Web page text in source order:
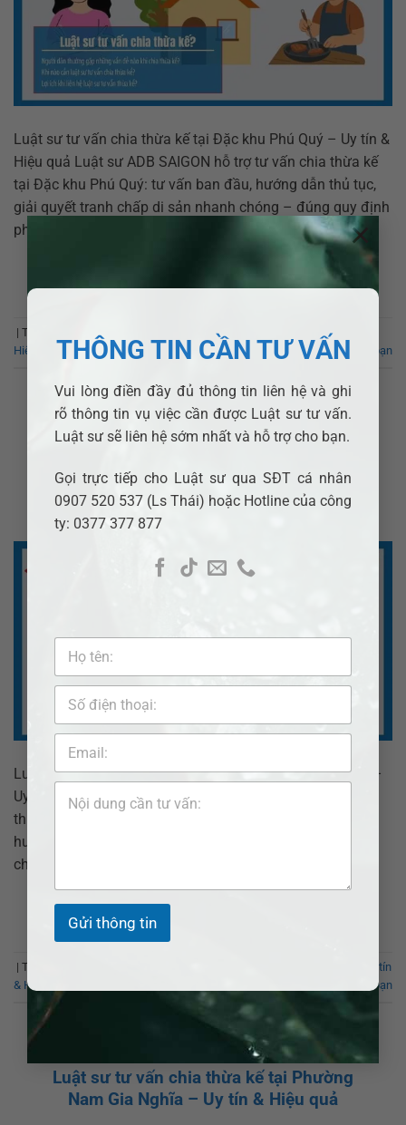
THÔNG TIN CẦN TƯ VẤN
Vui lòng điền đầy đủ thông tin liên hệ và ghi
rõ thông tin vụ việc cần được Luật sư tư vấn.
Luật sư sẽ liên hệ sớm nhất và hỗ trợ cho bạn.
Gọi trực tiếp cho Luật sư qua SĐT cá nhân
0907 520 537 (Ls Thái) hoặc Hotline của công
ty: 0377 377 877
Gửi thông tin
×
Luật sư tư vấn chia thừa kế tại Đặc khu Phú Quý – Uy tín &
Hiệu quả Luật sư ADB SAIGON hỗ trợ tư vấn chia thừa kế
tại Đặc khu Phú Quý: tư vấn ban đầu, hướng dẫn thủ tục,
giải quyết tranh chấp di sản nhanh chóng – đúng quy định
pháp luật. […]
| Từ khóa:
Luật sư tư vấn chia thừa kế tại Đặc khu Phú Quý – Uy tín &
Hiệu quả
Để lại bình luận của bạn
BÀI VIẾT CHUỖI
Luật sư tư vấn chia thừa kế tại Phường
Luật sư tư vấn chia thừa kế tại Phường Đông Gia Nghĩa –
Uy tín & Hiệu quả Luật sư ADB SAIGON hỗ trợ tư vấn chia
thừa kế tại Phường Đông Gia Nghĩa: tư vấn ban đầu,
hướng dẫn thủ tục, giải quyết tranh chấp di sản nhanh
chóng – đúng quy định pháp luật. […]
XEM THÊM
| Từ khóa:
Luật sư tư vấn chia thừa kế tại Phường Đông Gia Nghĩa – Uy tín
& Hiệu quả
Để lại bình luận của bạn
Luật sư tư vấn chia thừa kế tại Phường
Nam Gia Nghĩa – Uy tín & Hiệu quả